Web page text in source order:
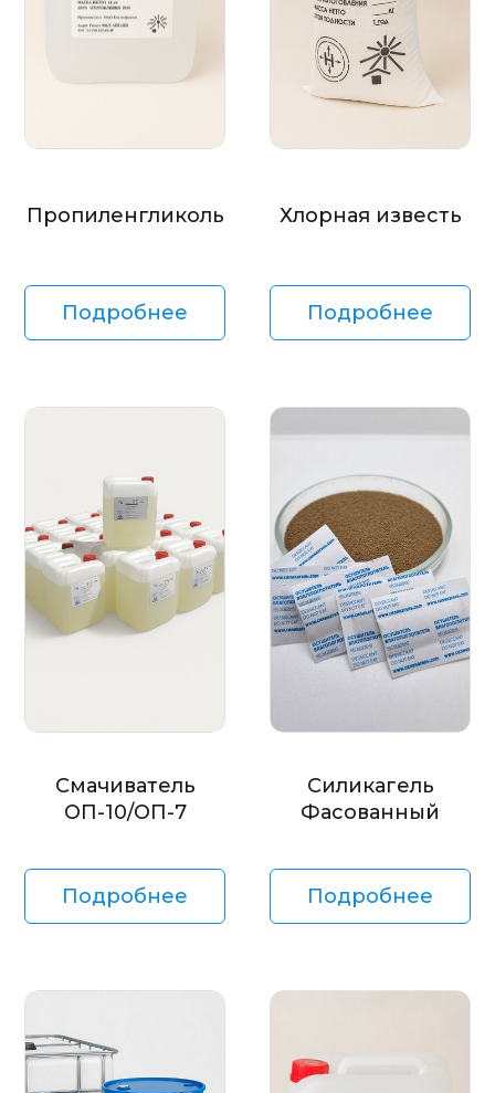
Пропиленгликоль
Подробнее
Хлорная известь
Подробнее
Смачиватель
ОП-10/ОП-7
Подробнее
Силикагель
Фасованный
Подробнее